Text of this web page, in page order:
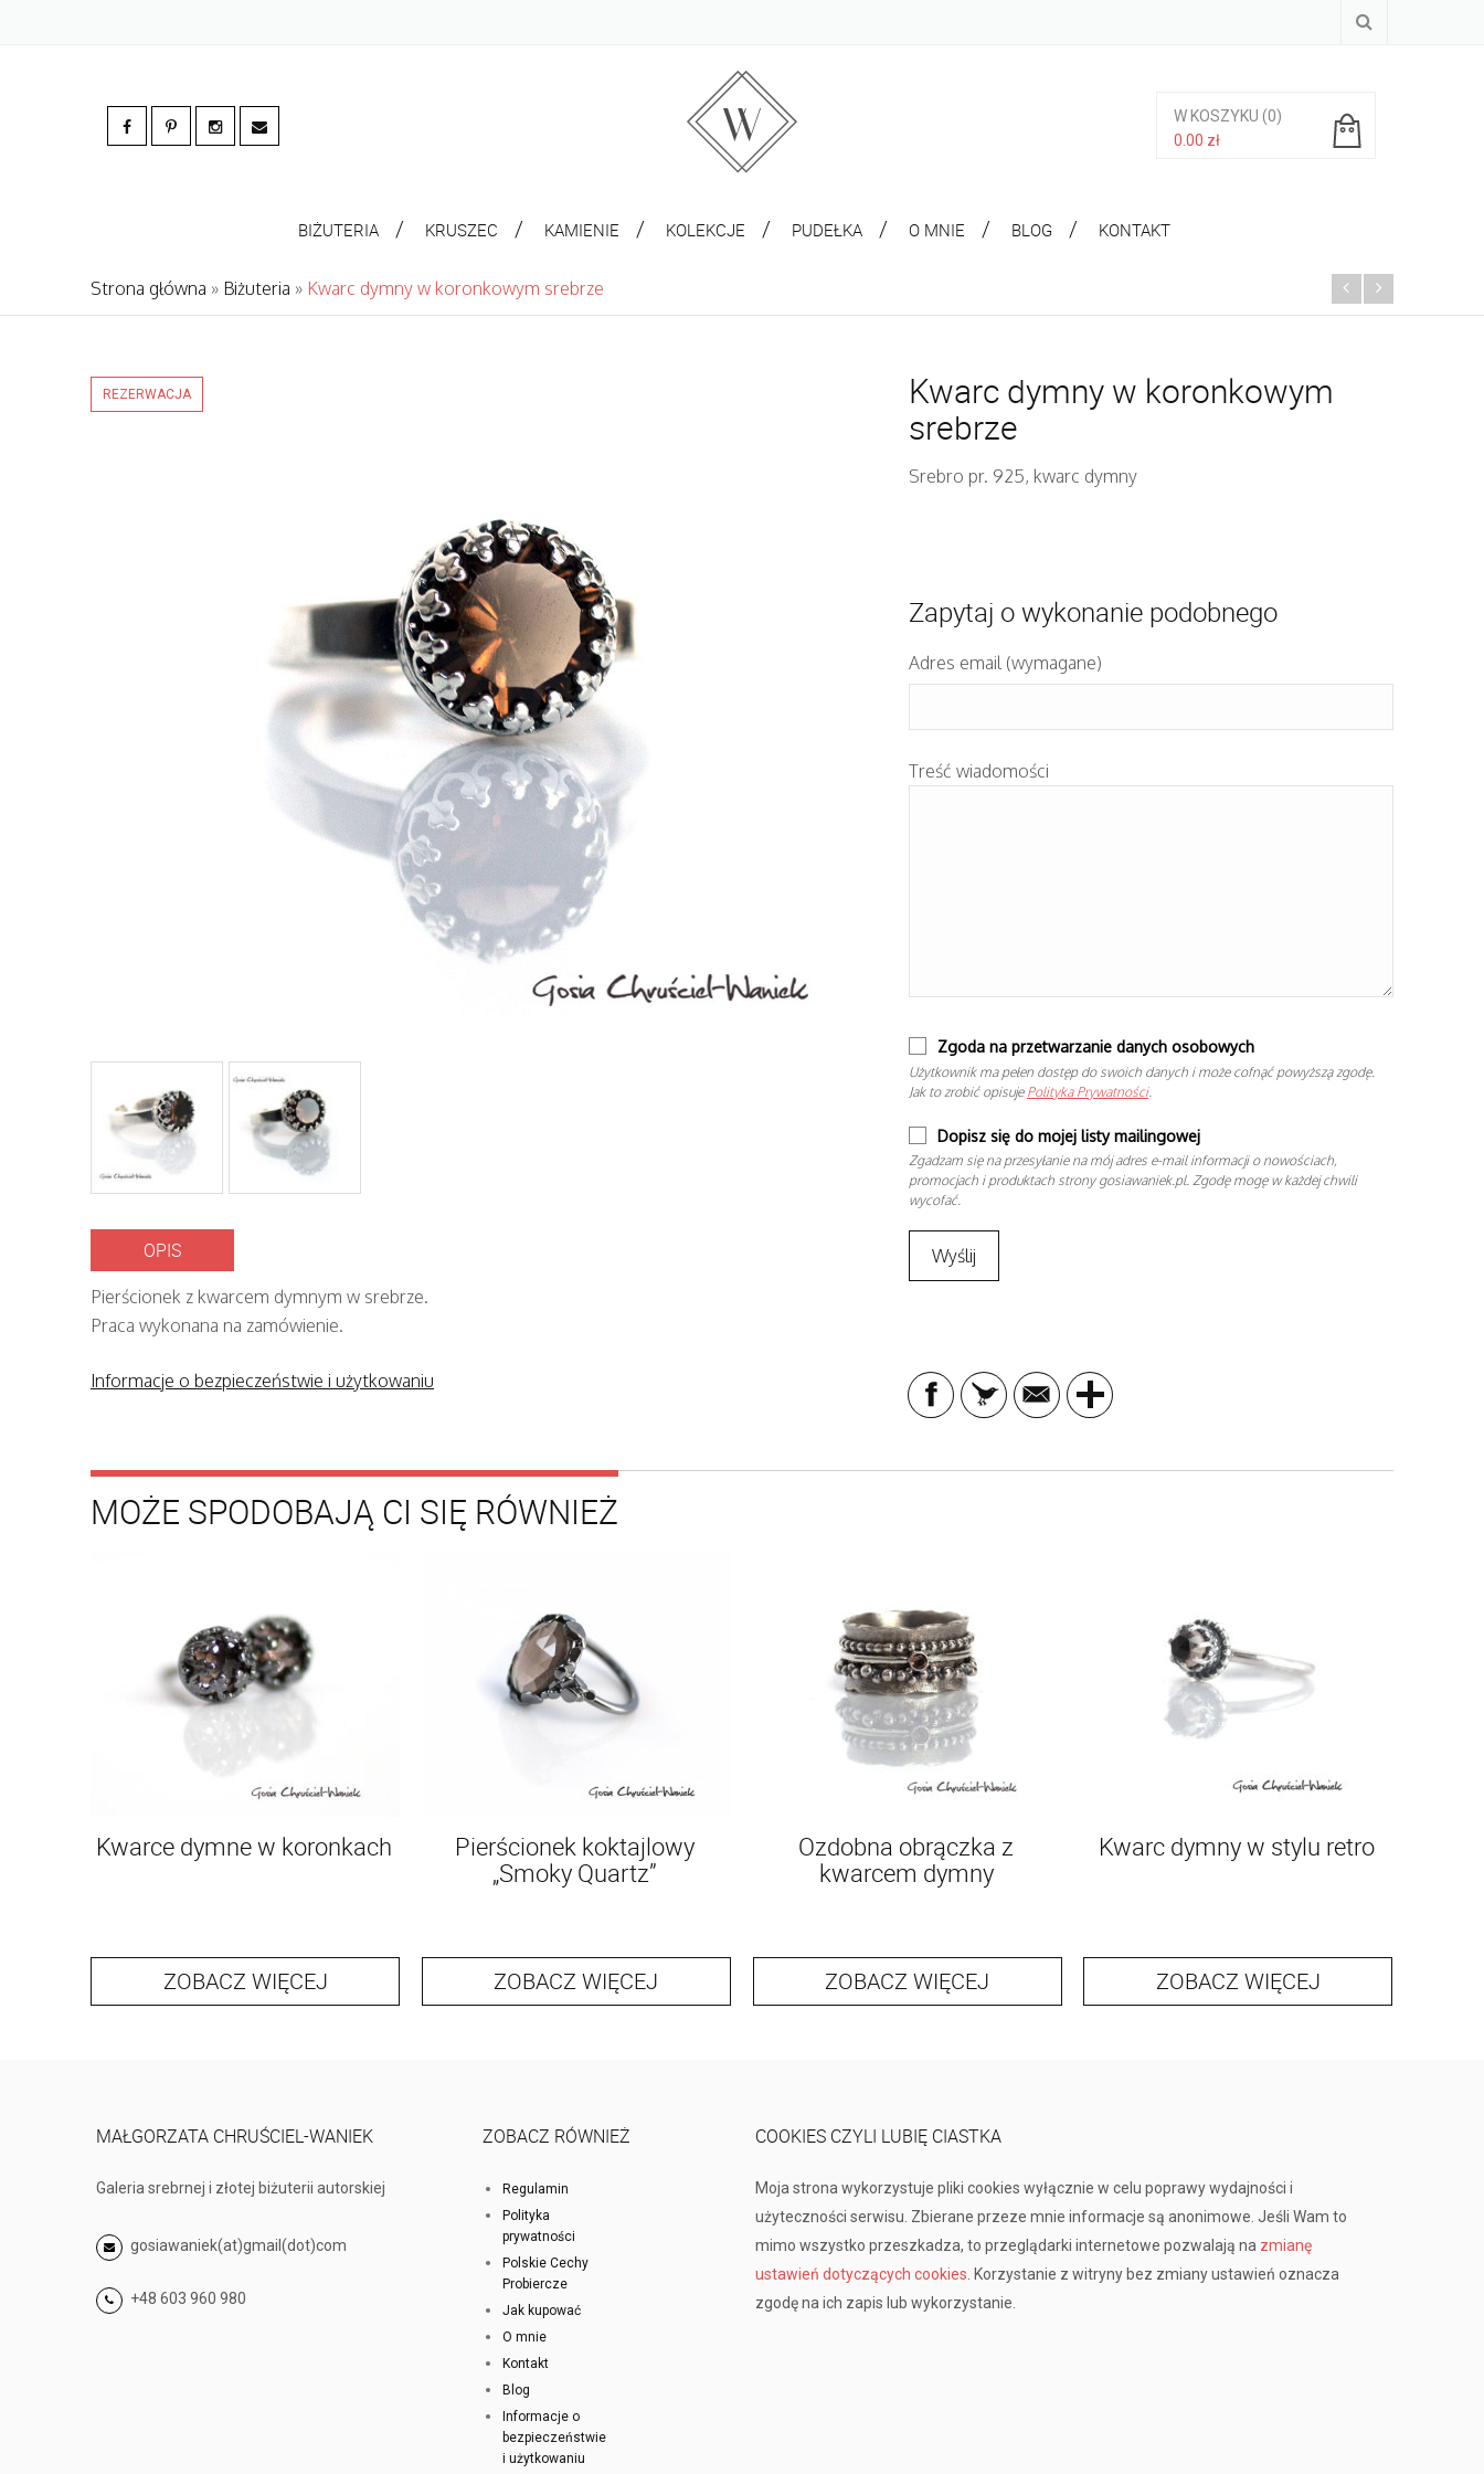
W KOSZYKU (0)
0.00 zł
BIŻUTERIA KRUSZEC KAMIENIE KOLEKCJE PUDEŁKA O MNIE BLOG KONTAKT
Strona główna » Biżuteria » Kwarc dymny w koronkowym srebrze
REZERWACJA
OPIS
Pierścionek z kwarcem dymnym w srebrze.
Praca wykonana na zamówienie.
Informacje o bezpieczeństwie i użytkowaniu
Kwarc dymny w koronkowym
srebrze
Srebro pr. 925, kwarc dymny
Zapytaj o wykonanie podobnego
Adres email (wymagane)
Treść wiadomości
Zgoda na przetwarzanie danych osobowych
Użytkownik ma pełen dostęp do swoich danych i może cofnąć powyższą zgodę.
Jak to zrobić opisuje Polityka Prywatności.
Dopisz się do mojej listy mailingowej
Zgadzam się na przesyłanie na mój adres e-mail informacji o nowościach,
promocjach i produktach strony gosiawaniek.pl. Zgodę mogę w każdej chwili
wycofać.
MOŻE SPODOBAJĄ CI SIĘ RÓWNIEŻ
Kwarce dymne w koronkach
ZOBACZ WIĘCEJ
Pierścionek koktajlowy
„Smoky Quartz”
ZOBACZ WIĘCEJ
Ozdobna obrączka z
kwarcem dymny
ZOBACZ WIĘCEJ
Kwarc dymny w stylu retro
ZOBACZ WIĘCEJ
MAŁGORZATA CHRUŚCIEL-WANIEK
Galeria srebrnej i złotej biżuterii autorskiej
gosiawaniek(at)gmail(dot)com
+48 603 960 980
ZOBACZ RÓWNIEŻ
Regulamin
Polityka
prywatności
Polskie Cechy
Probiercze
Jak kupować
O mnie
Kontakt
Blog
Informacje o
bezpieczeństwie
i użytkowaniu
COOKIES CZYLI LUBIĘ CIASTKA
Moja strona wykorzystuje pliki cookies wyłącznie w celu poprawy wydajności i
użyteczności serwisu. Zbierane przeze mnie informacje są anonimowe. Jeśli Wam to
mimo wszystko przeszkadza, to przeglądarki internetowe pozwalają na zmianę
ustawień dotyczących cookies . Korzystanie z witryny bez zmiany ustawień oznacza
zgodę na ich zapis lub wykorzystanie.